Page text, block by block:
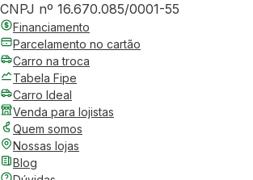
CNPJ nº 16.670.085/0001-55
Financiamento
Parcelamento no cartão
Carro na troca
Tabela Fipe
Carro Ideal
Venda para lojistas
Quem somos
Nossas lojas
Blog